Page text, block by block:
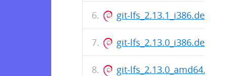
git-lfs_2.13.1_i386.deb
git-lfs_2.13.0_i386.deb
git-lfs_2.13.0_amd64.deb